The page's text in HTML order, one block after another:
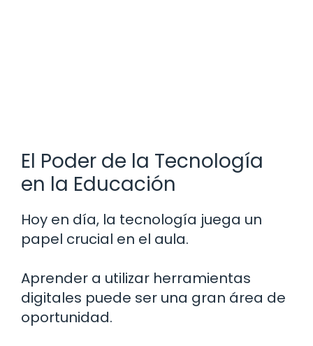
El Poder de la Tecnología
en la Educación
Hoy en día, la tecnología juega un
papel crucial en el aula.
Aprender a utilizar herramientas
digitales puede ser una gran área de
oportunidad.